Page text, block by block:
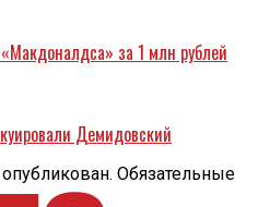
за 1 млн рублей
Демидовский
Обязательные